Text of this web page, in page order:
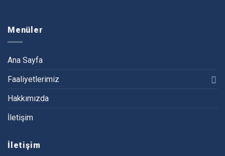
Menüler
Ana Sayfa
Faaliyetlerimiz
Hakkımızda
İletişim
İletişim